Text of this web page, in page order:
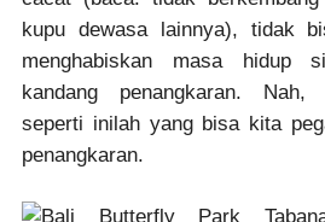
kupu dewasa lainnya), tidak
menghabiskan masa hidup
kandang penangkaran. Nah,
seperti inilah yang bisa kita
penangkaran.